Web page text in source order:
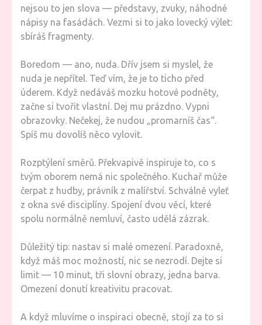
nejsou to jen slova — představy, zvuky, náhodné
nápisy na fasádách. Vezmi si to jako lovecký výlet:
sbíráš fragmenty.
Boredom — ano, nuda. Dřív jsem si myslel, že
nuda je nepřítel. Teď vím, že je to ticho před
úderem. Když nedáváš mozku hotové podněty,
začne si tvořit vlastní. Dej mu prázdno. Vypni
obrazovky. Nečekej, že nudou „promarníš čas“.
Spíš mu dovolíš něco vylovit.
Rozptýlení směrů. Překvapivě inspiruje to, co s
tvým oborem nemá nic společného. Kuchař může
čerpat z hudby, právník z malířství. Schválně vyleť
z okna své disciplíny. Spojení dvou věcí, které
spolu normálně nemluví, často udělá zázrak.
Důležitý tip: nastav si malé omezení. Paradoxně,
když máš moc možností, nic se nezrodí. Dejte si
limit — 10 minut, tři slovní obrazy, jedna barva.
Omezení donutí kreativitu pracovat.
A když mluvíme o inspiraci obecně, stojí za to si